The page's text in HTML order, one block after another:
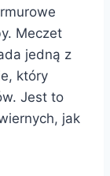
Meczet
jedną z
który
Jest to
jak